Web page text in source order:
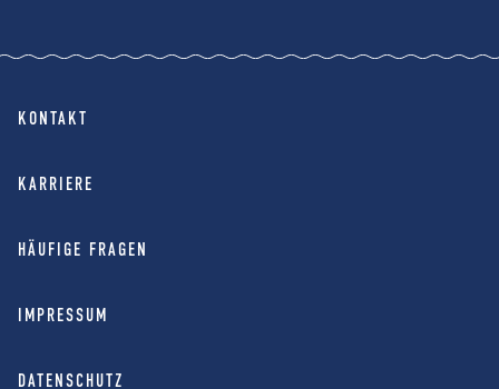
KONTAKT
KARRIERE
HÄUFIGE FRAGEN
IMPRESSUM
DATENSCHUTZ